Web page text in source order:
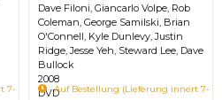
7-
Dave Filoni, Giancarlo Volpe, Rob
Coleman, George Samilski, Brian
O'Connell, Kyle Dunlevy, Justin
Ridge, Jesse Yeh, Steward Lee, Dave
Bullock
2008
DVDAuf Bestellung (Lieferung innert 7-